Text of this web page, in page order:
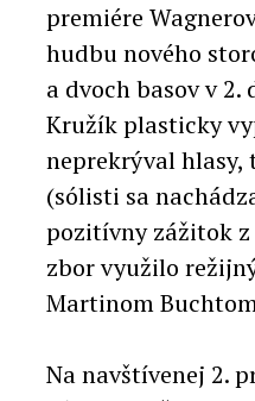
premiére
hudbu nového
a dvoch basov v
Kružík plasticky
neprekrýval hlasy,
(sólisti sa
pozitívny zážitok z
zbor využilo
Martinom
Na navštívenej 2.